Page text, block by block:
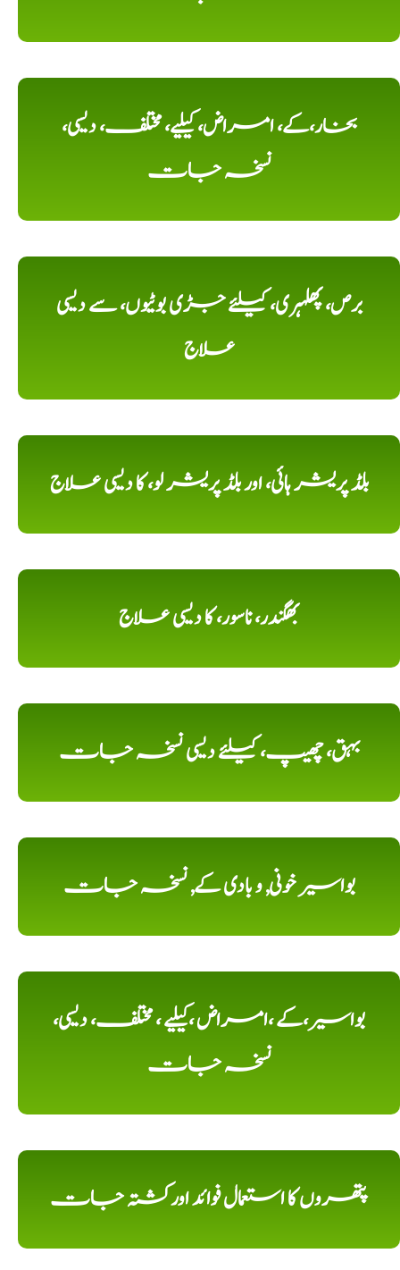
بخار،کے، امراض، کیلیے، مختلف، دیسی،
نسخہ جات
برص، پھلہری، کیلئے جڑی بوٹیوں، سے دیسی
علاج
بلڈ پریشر ہائی، اور بلڈ پریشر لو، کا دیسی علاج
بھگندر، ناسور، کا دیسی علاج
بہق، چھیپ، کیلئے دیسی نسخہ جات
بواسیر خونی, و بادی کے, نسخہ جات
بواسیر،کے ،امراض ،کیلیے ، مختلف، دیسی،
نسخہ جات
پتھروں کا استعمال فوائد اورکشتہ جات